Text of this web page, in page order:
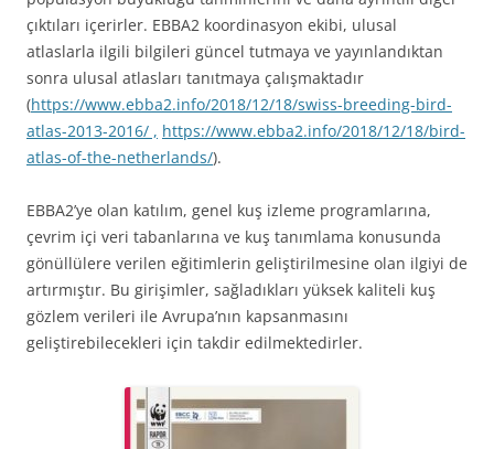
çıktıları içerirler. EBBA2 koordinasyon ekibi, ulusal
atlaslarla ilgili bilgileri güncel tutmaya ve yayınlandıktan
sonra ulusal atlasları tanıtmaya çalışmaktadır
(https://www.ebba2.info/2018/12/18/swiss-breeding-bird-
atlas-2013-2016/ , https://www.ebba2.info/2018/12/18/bird-
atlas-of-the-netherlands/).
EBBA2’ye olan katılım, genel kuş izleme programlarına,
çevrim içi veri tabanlarına ve kuş tanımlama konusunda
gönüllülere verilen eğitimlerin geliştirilmesine olan ilgiyi de
artırmıştır. Bu girişimler, sağladıkları yüksek kaliteli kuş
gözlem verileri ile Avrupa’nın kapsanmasını
geliştirebilecekleri için takdir edilmektedirler.